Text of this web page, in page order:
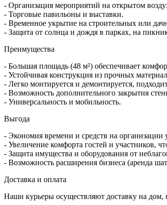
- Организация мероприятий на открытом
- Торговые павильоны и выставки.
- Временное укрытие на строительных или
- Защита от солнца и дождя в парках, на
Преимущества
- Большая площадь (48 м²) обеспечивает
- Устойчивая конструкция из прочных
- Легко монтируется и демонтируется,
- Возможность дополнительного закрытия
- Универсальность и мобильность.
Выгода
- Экономия времени и средств на организации
- Увеличение комфорта гостей и участников,
- Защита имущества и оборудования от
- Возможность расширения бизнеса (аренда
Доставка и оплата
Наши курьеры осуществляют доставку на